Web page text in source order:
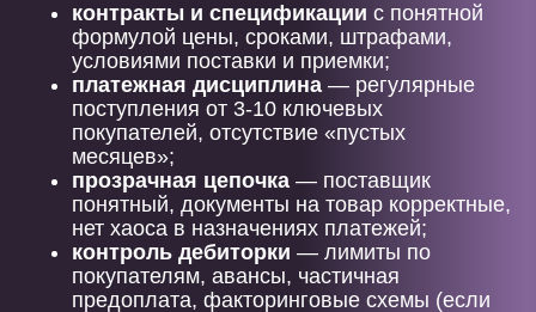
контракты и спецификации с понятной
формулой цены, сроками, штрафами,
условиями поставки и приемки;
платежная дисциплина — регулярные
поступления от 3-10 ключевых
покупателей, отсутствие «пустых
месяцев»;
прозрачная цепочка — поставщик
понятный, документы на товар корректные,
нет хаоса в назначениях платежей;
контроль дебиторки — лимиты по
покупателям, авансы, частичная
предоплата, факторинговые схемы (если